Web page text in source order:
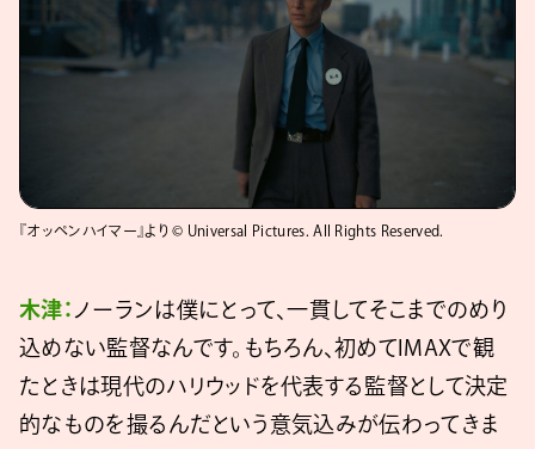
『オッペンハイマー』より © Universal Pictures. All Rights Reserved.
木津： ノーランは僕にとって、一貫してそこまでのめり
込めない監督なんです。もちろん、初めてIMAXで観
たときは現代のハリウッドを代表する監督として決定
的なものを撮るんだという意気込みが伝わってきま